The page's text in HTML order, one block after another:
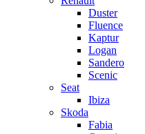
Duster
Fluence
Kaptur
Logan
Sandero
Scenic
Seat
Ibiza
Skoda
Fabia